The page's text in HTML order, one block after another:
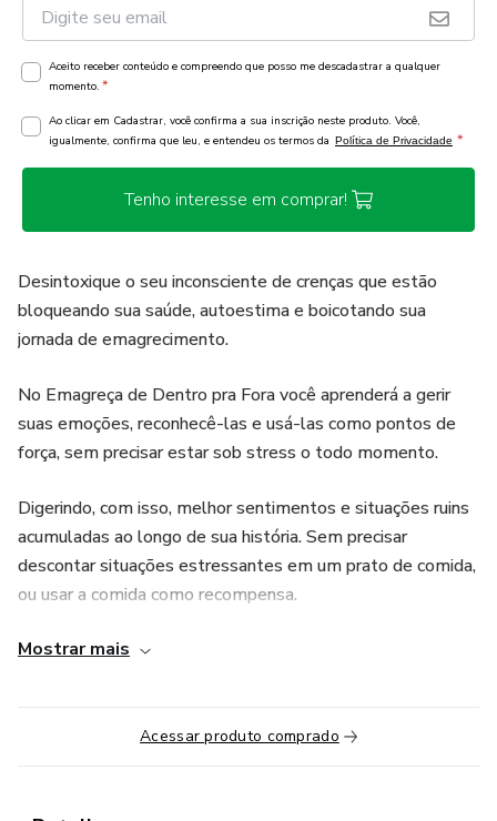
Aceito receber conteúdo e compreendo que posso me descadastrar a qualquer
momento. *
Ao clicar em Cadastrar, você confirma a sua inscrição neste produto. Você,
igualmente, confirma que leu, e entendeu os termos da Política de Privacidade *
Tenho interesse em comprar!
Desintoxique o seu inconsciente de crenças que estão
bloqueando sua saúde, autoestima e boicotando sua
jornada de emagrecimento.
No Emagreça de Dentro pra Fora você aprenderá a gerir
suas emoções, reconhecê-las e usá-las como pontos de
força, sem precisar estar sob stress o todo momento.
Digerindo, com isso, melhor sentimentos e situações ruins
acumuladas ao longo de sua história. Sem precisar
descontar situações estressantes em um prato de comida,
ou usar a comida como recompensa.
Identificando o que sente, porque sente e como agir diante
Sem precisar agir por impulsividade. Ganhando bem estar e
Mostrar mais
Acessar produto comprado